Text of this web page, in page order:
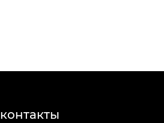
контакты